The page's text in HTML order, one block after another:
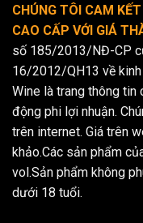
CHÚNG TÔI CAM
CAO CẤP VỚI GIÁ
số 185/2013/NĐ-CP
16/2012/QH13 về kinh
Wine là trang thông tin
động phi lợi nhuận.
trên internet. Giá trên
khảo.Các sản phẩm
vol.Sản phẩm không
dưới 18 tuổi.